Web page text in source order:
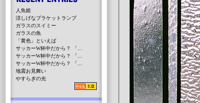
人魚姫
涼しげなブラケットランプ
ガラスのスイミー
ガラスの魚
「黄色」といえば
サッカーW杯中だから？ 「...
サッカーW杯中だから？ 「...
サッカーW杯中だから？ 「...
地震お見舞い
やすらぎの光